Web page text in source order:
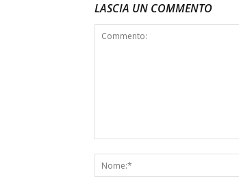
LASCIA UN COMMENTO